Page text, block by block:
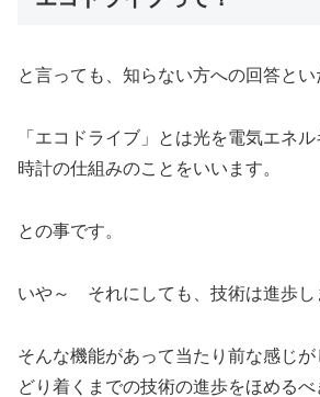
と言っても、知らない方への回答とい
「エコドライブ」とは光を電気エネ
時計の仕組みのことをいいます。
との事です。
いや～ それにしても、技術は進歩し
そんな機能があって当たり前な感じ
どり着くまでの技術の進歩をほめる